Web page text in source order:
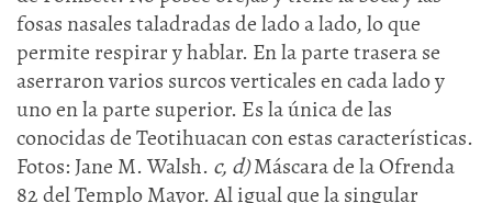
fosas nasales taladradas de lado a lado, lo que
permite respirar y hablar. En la parte trasera se
aserraron varios surcos verticales en cada lado y
uno en la parte superior. Es la única de las
conocidas de Teotihuacan con estas características.
Fotos: Jane M. Walsh. c, d)Máscara de la Ofrenda
82 del Templo Mayor. Al igual que la singular